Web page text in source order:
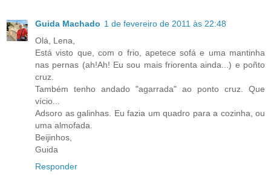
Guida Machado 1 de fevereiro de 2011 às 22:48
Olá, Lena,
Está visto que, com o frio, apetece sofá e uma mantinha
nas pernas (ah!Ah! Eu sou mais friorenta ainda...) e poñto
cruz.
Também tenho andado "agarrada" ao ponto cruz. Que
vício...
Adsoro as galinhas. Eu fazia um quadro para a cozinha, ou
uma almofada.
Beijinhos,
Guida
Responder